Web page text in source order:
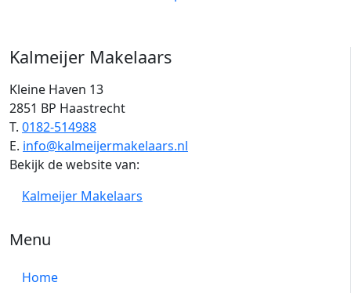
Kalmeijer Makelaars
Kleine Haven 13
2851 BP Haastrecht
T. 0182-514988
E. info@kalmeijermakelaars.nl
Bekijk de website van:
Kalmeijer Makelaars
Menu
Home